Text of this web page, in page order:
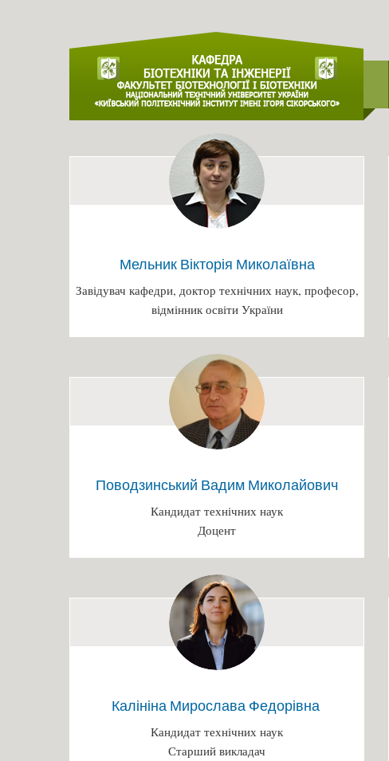
Мельник Вікторія Миколаївна
Завідувач кафедри, доктор технічних наук, професор,
відмінник освіти України
Поводзинський Вадим Миколайович
Кандидат технічних наук
Доцент
Калініна Мирослава Федорівна
Кандидат технічних наук
Старший викладач